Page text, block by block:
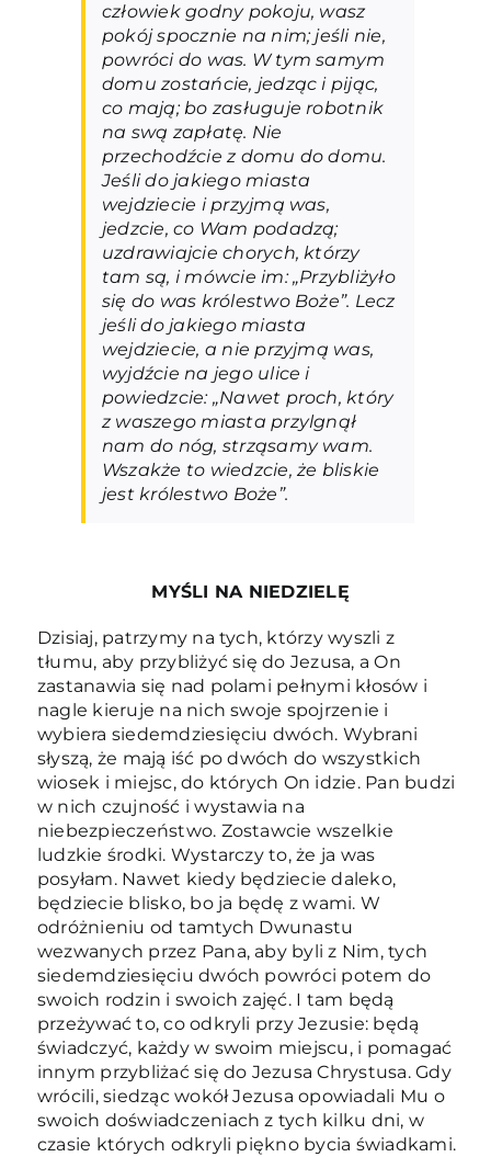
człowiek godny pokoju, wasz
pokój spocznie na nim; jeśli nie,
powróci do was. W tym samym
domu zostańcie, jedząc i pijąc,
co mają; bo zasługuje robotnik
na swą zapłatę. Nie
przechodźcie z domu do domu.
Jeśli do jakiego miasta
wejdziecie i przyjmą was,
jedzcie, co Wam podadzą;
uzdrawiajcie chorych, którzy
tam są, i mówcie im: „Przybliżyło
się do was królestwo Boże”. Lecz
jeśli do jakiego miasta
wejdziecie, a nie przyjmą was,
wyjdźcie na jego ulice i
powiedzcie: „Nawet proch, który
z waszego miasta przylgnął
nam do nóg, strząsamy wam.
Wszakże to wiedzcie, że bliskie
jest królestwo Boże”.
MYŚLI NA NIEDZIELĘ
Dzisiaj, patrzymy na tych, którzy wyszli z
tłumu, aby przybliżyć się do Jezusa, a On
zastanawia się nad polami pełnymi kłosów i
nagle kieruje na nich swoje spojrzenie i
wybiera siedemdziesięciu dwóch. Wybrani
słyszą, że mają iść po dwóch do wszystkich
wiosek i miejsc, do których On idzie. Pan budzi
w nich czujność i wystawia na
niebezpieczeństwo. Zostawcie wszelkie
ludzkie środki. Wystarczy to, że ja was
posyłam. Nawet kiedy będziecie daleko,
będziecie blisko, bo ja będę z wami. W
odróżnieniu od tamtych Dwunastu
wezwanych przez Pana, aby byli z Nim, tych
siedemdziesięciu dwóch powróci potem do
swoich rodzin i swoich zajęć. I tam będą
przeżywać to, co odkryli przy Jezusie: będą
świadczyć, każdy w swoim miejscu, i pomagać
innym przybliżać się do Jezusa Chrystusa. Gdy
wrócili, siedząc wokół Jezusa opowiadali Mu o
swoich doświadczeniach z tych kilku dni, w
czasie których odkryli piękno bycia świadkami.